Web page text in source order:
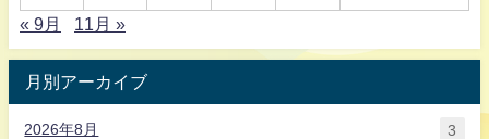
« 9月
11月 »
月別アーカイブ
2026年8月 3